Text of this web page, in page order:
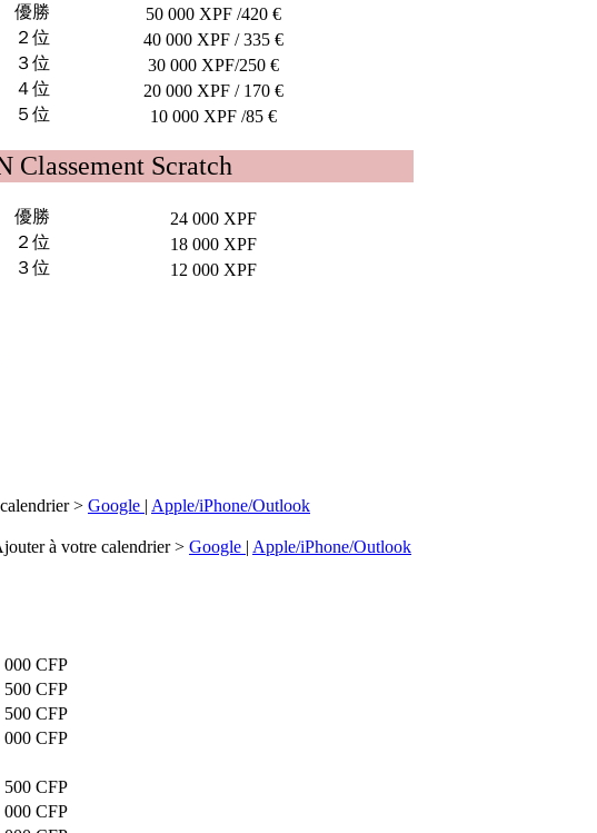
優勝
50 000 XPF /420 €
２位
40 000 XPF / 335 €
３位
30 000 XPF/250 €
４位
20 000 XPF / 170 €
５位 10 000 XPF /85 €
Classement Scratch
優勝
24 000 XPF
２位
18 000 XPF
３位 12 000 XPF
> Google | Apple/iPhone/Outlook
à votre calendrier > Google | Apple/iPhone/Outlook
000 CFP
500 CFP
500 CFP
000 CFP
500 CFP
000 CFP